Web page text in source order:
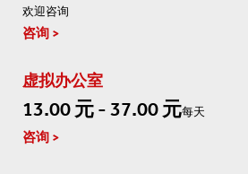
欢迎咨询
咨询
虚拟办公室
13.00 元 - 37.00 元每天
咨询